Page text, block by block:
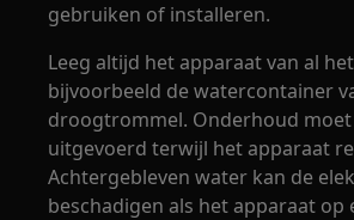
gebruiken of installeren.
Leeg altijd het apparaat van al
bijvoorbeeld de watercontainer
droogtrommel. Onderhoud
uitgevoerd terwijl het apparaat
Achtergebleven water kan de
beschadigen als het apparaat op